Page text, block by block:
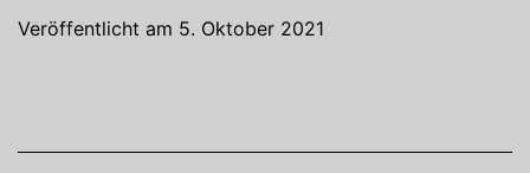
dem
Veröffentlicht am 5. Oktober 2021